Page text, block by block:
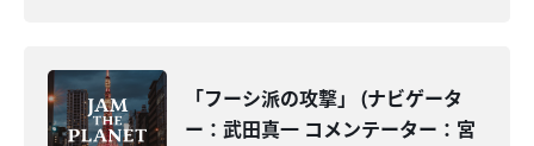
「フーシ派の攻撃」 (ナビゲータ
ー：武田真一 コメンテーター：宮